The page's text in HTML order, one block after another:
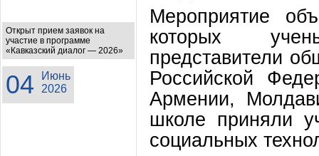
Открыт прием заявок на
участие в программе
«Кавказский диалог — 2026»
04
Июнь
2026
Мероприятие
которых
представители
Российской
Армении,
школе приняли
социальных